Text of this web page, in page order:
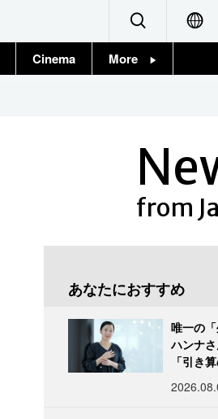
Cinema More
from
あなたにおすすめ
唯一の
ハンナ
「引き